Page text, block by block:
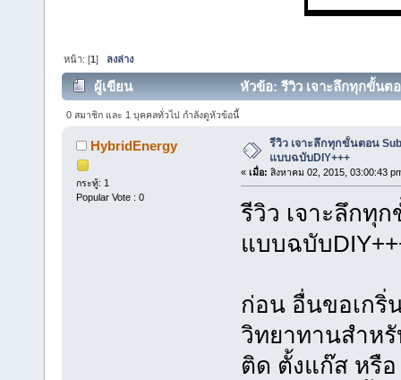
หน้า: [1] ลงล่าง
ผู้เขียน หัวข้อ: รีวิว เจาะลึกทุกขั้นต
0 สมาชิก และ 1 บุคคลทั่วไป กำลังดูหัวข้อนี้
HybridEnergy
กระทู้: 1
Popular Vote : 0
รีวิว เจาะลึกทุกขั้นตอน
แบบฉบับDIY+++
« เมื่อ: สิงหาคม 02, 2015, 03:00:43
รีวิว เจาะลึกทุ
แบบฉบับ
ก่อน อื่นขอเกริ่
วิทยาทานสำห
ติด ตั้งแก๊ส หรื